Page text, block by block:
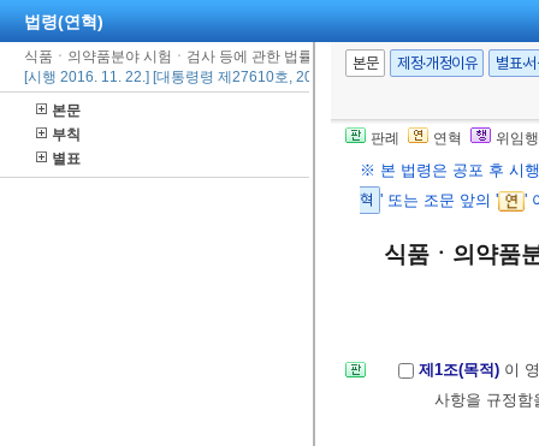
법령(연혁)
식품ㆍ의약품분야 시험ㆍ검사 등에 관한 법률 시행령
[시행 2016. 11. 22.] [대통령령 제27610호, 2016. 11. 22., 일부개정]
본문
부칙
별표
본문 제정·개정이유 별표·
판례 연혁 위임
※ 본 법령은 공포 후 시
혁 ' 또는 조문 앞의 ' '
식품ㆍ의약품
제1조(목적) 이
사항을 규정함